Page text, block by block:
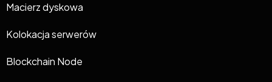
Macierz dyskowa
Kolokacja serwerów
Blockchain Node